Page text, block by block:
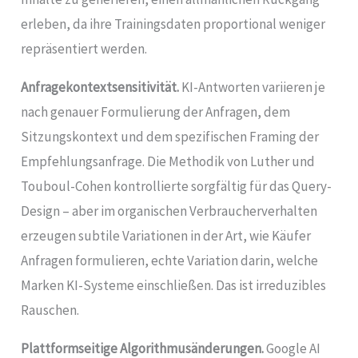
erleben, da ihre Trainingsdaten proportional weniger
repräsentiert werden.
Anfragekontextsensitivität.KI-Antworten variieren je
nach genauer Formulierung der Anfragen, dem
Sitzungskontext und dem spezifischen Framing der
Empfehlungsanfrage. Die Methodik von Luther und
Touboul-Cohen kontrollierte sorgfältig für das Query-
Design – aber im organischen Verbraucherverhalten
erzeugen subtile Variationen in der Art, wie Käufer
Anfragen formulieren, echte Variation darin, welche
Marken KI-Systeme einschließen. Das ist irreduzibles
Rauschen.
Plattformseitige Algorithmusänderungen.Google AI